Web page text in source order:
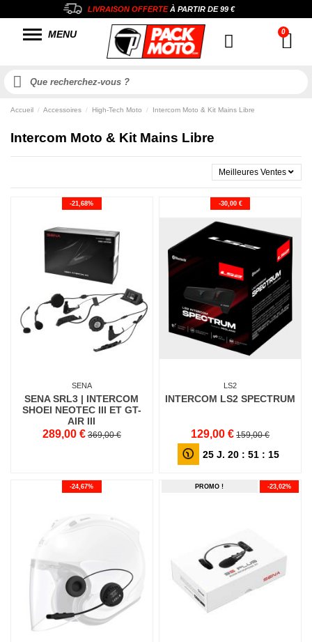
LIVRAISON OFFERTEÀ PARTIR DE99 €
MENU
Accueil Accessoires High-Tech Moto Intercom Moto & Kit Mains Libre
Intercom Moto & Kit Mains Libre
Meilleures Ventes
-21,68%
SENA
SENA SRL3 | INTERCOM
SHOEI NEOTEC III ET GT-
AIR III
289,00 € 369,00 €
-30,00 €
LS2
INTERCOM LS2 SPECTRUM
129,00 € 159,00 €
25 J. 20 :51 : 14
-24,67% PROMO ! -23,02%